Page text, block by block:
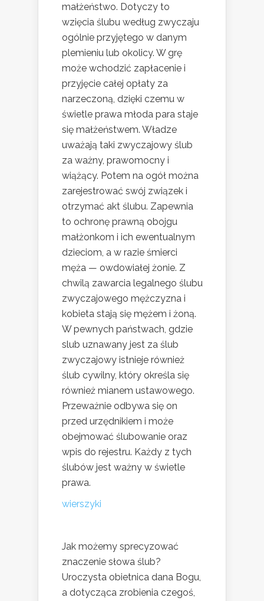
małżeństwo. Dotyczy to
wzięcia ślubu według zwyczaju
ogólnie przyjętego w danym
plemieniu lub okolicy. W grę
może wchodzić zapłacenie i
przyjęcie całej opłaty za
narzeczoną, dzięki czemu w
świetle prawa młoda para staje
się małżeństwem. Władze
uważają taki zwyczajowy ślub
za ważny, prawomocny i
wiążący. Potem na ogół można
zarejestrować swój związek i
otrzymać akt ślubu. Zapewnia
to ochronę prawną obojgu
małżonkom i ich ewentualnym
dzieciom, a w razie śmierci
męża — owdowiałej żonie. Z
chwilą zawarcia legalnego ślubu
zwyczajowego mężczyzna i
kobieta stają się mężem i żoną.
W pewnych państwach, gdzie
slub uznawany jest za ślub
zwyczajowy istnieje również
ślub cywilny, który określa się
również mianem ustawowego.
Przeważnie odbywa się on
przed urzędnikiem i może
obejmować ślubowanie oraz
wpis do rejestru. Każdy z tych
ślubów jest ważny w świetle
prawa.
wierszyki
Jak możemy sprecyzować
znaczenie słowa ślub?
Uroczysta obietnica dana Bogu,
a dotycząca zrobienia czegoś,